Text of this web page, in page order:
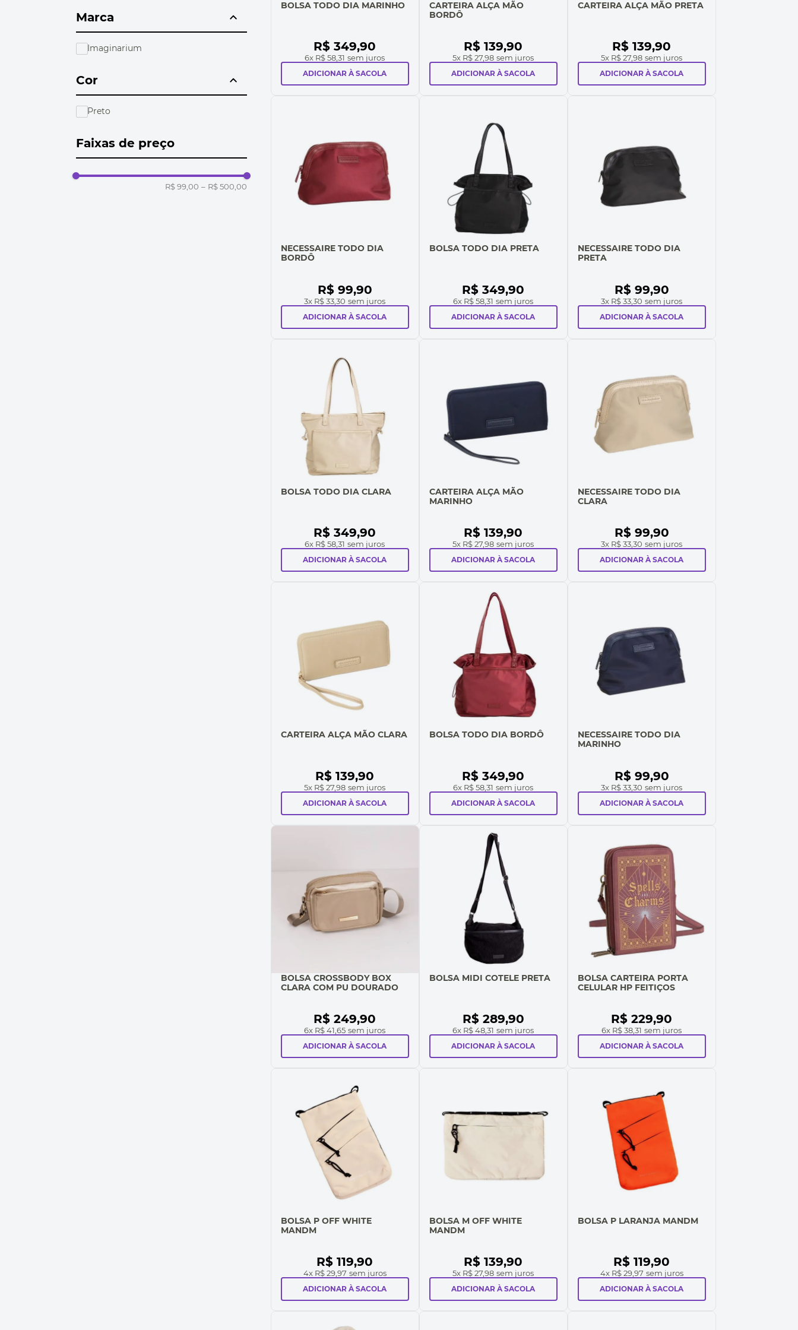
Marca
Imaginarium
Cor
Preto
Faixas de preço
R$ 99,00 – R$ 500,00
BOLSA TODO DIA MARINHO
R$ 349,90
6x R$ 58,31 sem juros
ADICIONAR À SACOLA
CARTEIRA ALÇA MÃO
BORDÔ
R$ 139,90
5x R$ 27,98 sem juros
ADICIONAR À SACOLA
CARTEIRA ALÇA MÃO PRETA
R$ 139,90
5x R$ 27,98 sem juros
ADICIONAR À SACOLA
NECESSAIRE TODO DIA
BORDÔ
R$ 99,90
3x R$ 33,30 sem juros
ADICIONAR À SACOLA
BOLSA TODO DIA PRETA
R$ 349,90
6x R$ 58,31 sem juros
ADICIONAR À SACOLA
NECESSAIRE TODO DIA
PRETA
R$ 99,90
3x R$ 33,30 sem juros
ADICIONAR À SACOLA
BOLSA TODO DIA CLARA
R$ 349,90
6x R$ 58,31 sem juros
ADICIONAR À SACOLA
CARTEIRA ALÇA MÃO
MARINHO
R$ 139,90
5x R$ 27,98 sem juros
ADICIONAR À SACOLA
NECESSAIRE TODO DIA
CLARA
R$ 99,90
3x R$ 33,30 sem juros
ADICIONAR À SACOLA
CARTEIRA ALÇA MÃO CLARA
R$ 139,90
5x R$ 27,98 sem juros
ADICIONAR À SACOLA
BOLSA TODO DIA BORDÔ
R$ 349,90
6x R$ 58,31 sem juros
ADICIONAR À SACOLA
NECESSAIRE TODO DIA
MARINHO
R$ 99,90
3x R$ 33,30 sem juros
ADICIONAR À SACOLA
BOLSA CROSSBODY BOX
CLARA COM PU DOURADO
R$ 249,90
6x R$ 41,65 sem juros
ADICIONAR À SACOLA
BOLSA MIDI COTELE PRETA
R$ 289,90
6x R$ 48,31 sem juros
ADICIONAR À SACOLA
BOLSA CARTEIRA PORTA
CELULAR HP FEITIÇOS
R$ 229,90
6x R$ 38,31 sem juros
ADICIONAR À SACOLA
BOLSA P OFF WHITE
MANDM
R$ 119,90
4x R$ 29,97 sem juros
ADICIONAR À SACOLA
BOLSA M OFF WHITE
MANDM
R$ 139,90
5x R$ 27,98 sem juros
ADICIONAR À SACOLA
BOLSA P LARANJA MANDM
R$ 119,90
4x R$ 29,97 sem juros
ADICIONAR À SACOLA